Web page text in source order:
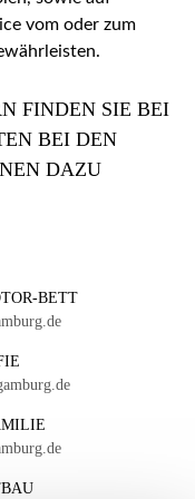
vom oder zum
FINDEN SIE BEI
BEI DEN
DAZU
BETT